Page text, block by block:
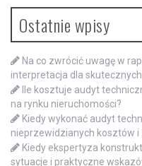
Ostatnie wpisy
Na co zwrócić uwagę w
interpretacja dla
Ile kosztuje audyt
na rynku nieruchomości?
Kiedy wykonać audyt
nieprzewidzianych kosztów i
Kiedy ekspertyza
sytuacje i praktyczne